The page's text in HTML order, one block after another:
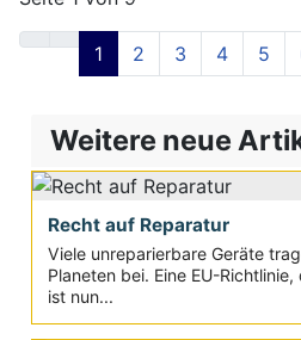
1 2 3 4 5
Weitere neue
Recht auf Reparatur
Viele unreparierbare Geräte
Planeten bei. Eine EU-
ist nun...